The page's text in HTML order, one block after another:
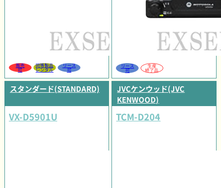
販売
可
同等製品
レンタル
リース
可
リース
可
生産
終了品
スタンダード(STANDARD)
VX-D5901U
JVCケンウッド(JVC
KENWOOD)
TCM-D204